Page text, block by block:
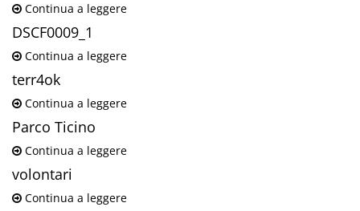
Continua a leggere
DSCF0009_1
Continua a leggere
terr4ok
Continua a leggere
Parco Ticino
Continua a leggere
volontari
Continua a leggere